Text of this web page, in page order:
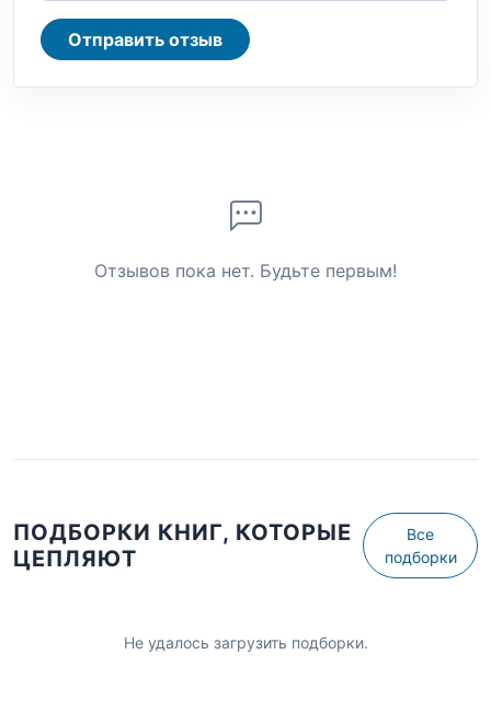
Отправить отзыв
Отзывов пока нет. Будьте первым!
ПОДБОРКИ КНИГ, КОТОРЫЕ
ЦЕПЛЯЮТ
Все
подборки
Не удалось загрузить подборки.